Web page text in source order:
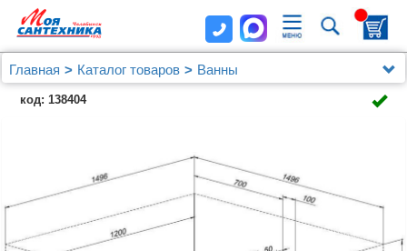
Главная Каталог товаров
Ванны
Акриловая ванна Aquanet Malta New 150x150 (с
каркасом)
код: 138404